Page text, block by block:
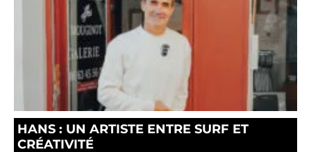
HANS : UN ARTISTE ENTRE SURF ET
CRÉATIVITÉ